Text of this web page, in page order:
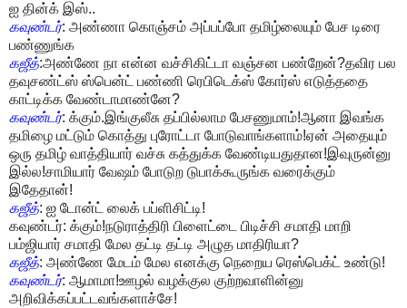
ஐ தின்க் இஸ்..
கவுண்டர்: அண்ணா கொஞ்சம் அப்பப்போ தமிழ்லையும் பேச டிரை
பண்ணுங்க
கஜீத்:அண்ணே நா என்ன வச்சிகிட்டா வஞ்சன பண்றேன்?தவிர பல
தவுசண்ட்ஸ் ஸ்பென்ட் பண்ணி ரெபிடெக்ஸ் கோர்ஸ் எடுத்ததை
காட்டிக்க வேண்டாமாண்னே?
கவுண்டர்: க்கும்.இங்குலீசு தப்பில்லாம பேசணுமாம்!ஆனா இவங்க
தமிழை மட்டும் கொத்து புரோட்டா போடுவாங்களாம்!ஏன் அதையும்
ஒரு தமிழ் வாத்தியார் வச்சு கத்துக்க வேண்டியதுதான!இவுருன்னு
இல்ல!சாமியார் வேஷம் போடுற டுபாக்கூருங்க வரைக்கும்
இதேதான்!
கஜீத்: ஐ டோன்ட் லைக் பப்ளிசிட்டி!
கவுண்டர்: க்கும்!நடுராத்திரி பிளைட்டை பிடிச்சி சமாதி மாறி
பம்ஜியார் சமாதி மேல தட்டி தட்டி அழுத மாதிரியா?
கஜீத்: அண்ணே மேடம் மேல எனக்கு நெறைய ரெஸ்பெக்ட் உண்டு!
கவுண்டர்: ஆமாமா!ஊழல் வழக்குல குற்றவாளின்னு
அறிவிக்கப்பட்டவங்களாச்சே!